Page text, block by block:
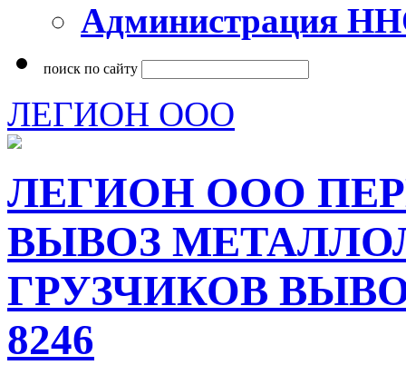
Администрация
поиск по сайту
ЛЕГИОН ООО
ЛЕГИОН ООО
ВЫВОЗ
ГРУЗЧИКОВ
8246